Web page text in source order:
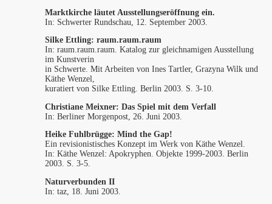
Marktkirche läutet Ausstellungseröffnung ein.
In: Schwerter Rundschau, 12. September 2003.
Silke Ettling: raum.raum.raum
In: raum.raum.raum. Katalog zur gleichnamigen Ausstellung
im Kunstverin
in Schwerte. Mit Arbeiten von Ines Tartler, Grazyna Wilk und
Käthe Wenzel,
kuratiert von Silke Ettling. Berlin 2003. S. 3-10.
Christiane Meixner: Das Spiel mit dem Verfall
In: Berliner Morgenpost, 26. Juni 2003.
Heike Fuhlbrügge: Mind the Gap!
Ein revisionistisches Konzept im Werk von Käthe Wenzel.
In: Käthe Wenzel: Apokryphen. Objekte 1999-2003. Berlin
2003. S. 3-5.
Naturverbunden II
In: taz, 18. Juni 2003.